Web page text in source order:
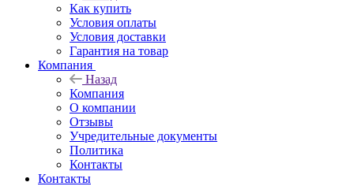
Как купить
Условия оплаты
Условия доставки
Гарантия на товар
Компания
Назад
Компания
О компании
Отзывы
Учредительные документы
Политика
Контакты
Контакты